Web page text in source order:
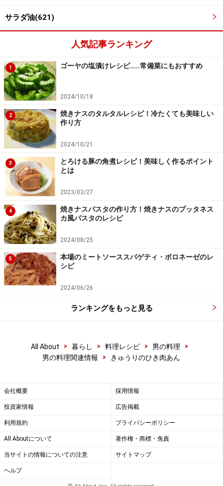
【編集部おすすめの購入サイト】
楽天市場で人気レシピの書籍をチェック！
サラダ油(621)
人気記事ランキング
1 ゴーヤの塩漬けレシピ……常備菜にもおすすめ
2024/10/18
2
焼きナスのタルタルレシピ！冷たくても美味しい
作り方
2024/10/21
3
とろける豚の角煮レシピ！美味しく作るポイント
とは
2023/03/27
4
焼きナスパスタの作り方！焼きナスのプッタネス
カ風パスタのレシピ
2024/08/25
5
本場のミートソーススパゲティ・ボロネーゼのレ
シピ
2024/06/26
ランキングをもっと見る
All About > 暮らし > 料理レシピ > 男の料理
>
男の料理関連情報
> きゅうりのひき肉あん
会社概要 採用情報
投資家情報 広告掲載
利用規約 プライバシーポリシー
All Aboutについて 著作権・商標・免責
当サイトの情報についての注意 サイトマップ
ヘルプ